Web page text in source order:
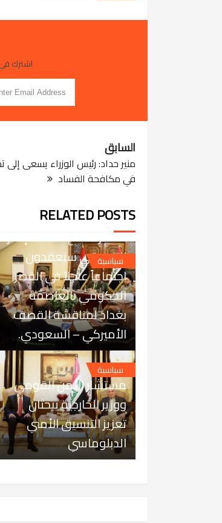
اشترك في
السابق
منير حداد: رئيس الوزراء يسعى إلى
في مكافحة الفساد
RELATED POSTS
سياسية
JUL 29, 2026
مصدر مطلع،: قادة الإطار
التنسيقي سيعقدون
اجتماعاً عاجلاً في القصر
الحكومي بالعاصمة
بغداد لمناقشة القصف
الأميركي – السعودي.
سياسية
JUL 25, 2026
مستشار الأمن القومي
ووزير الخارجية يبحثان
تعزيز التنسيق الأمني
الدبلوماسي